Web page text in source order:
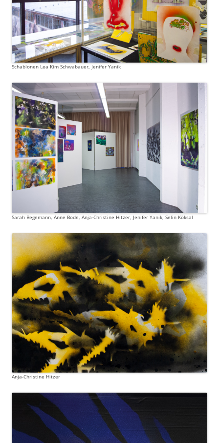
Schablonen Lea Kim Schwabauer, Jenifer Yanik
Sarah Begemann, Anne Bode, Anja-Christine Hitzer, Jenifer Yanik, Selin Köksal
Anja-Christine Hitzer